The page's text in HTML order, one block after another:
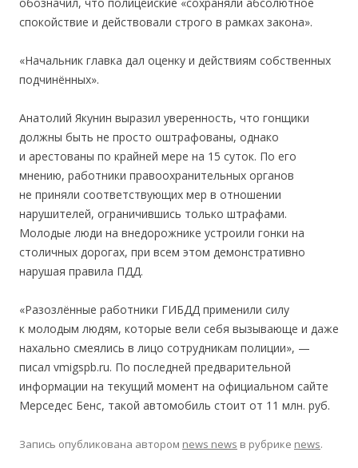
спокойствие и действовали строго в рамках закона».
«Начальник главка дал оценку и действиям собственных
подчинённых».
Анатолий Якунин выразил уверенность, что гонщики
должны быть не просто оштрафованы, однако
и арестованы по крайней мере на 15 суток. По его
мнению, работники правоохранительных органов
не приняли соответствующих мер в отношении
нарушителей, ограничившись только штрафами.
Молодые люди на внедорожнике устроили гонки на
столичных дорогах, при всем этом демонстративно
нарушая правила ПДД.
«Разозлённые работники ГИБДД применили силу
к молодым людям, которые вели себя вызывающе и даже
нахально смеялись в лицо сотрудникам полиции», —
писал vmigspb.ru. По последней предварительной
информации на текущий момент на официальном сайте
Мерседес Бенс, такой автомобиль стоит от 11 млн. руб.
Запись опубликована автором news news в рубрике news.